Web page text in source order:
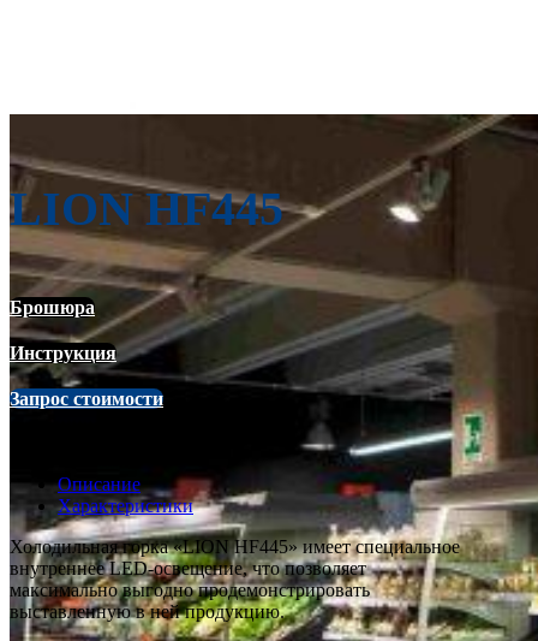
LION HF445
Брошюра
Инструкция
Запрос стоимости
Описание
Характеристики
Холодильная горка «LION HF445» имеет специальное
внутреннее LED-освещение, что позволяет
максимально выгодно продемонстрировать
выставленную в ней продукцию.